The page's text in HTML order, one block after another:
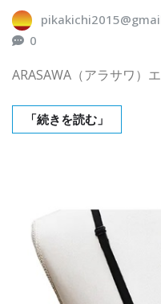
0
ARASAWA（アラサワ）
「続きを読む」